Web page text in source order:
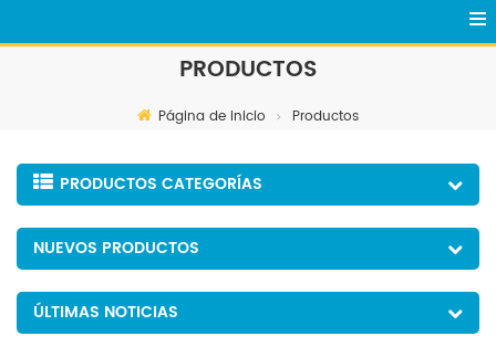
PRODUCTOS
Página de inicio Productos
PRODUCTOS CATEGORÍAS
NUEVOS PRODUCTOS
ÚLTIMAS NOTICIAS